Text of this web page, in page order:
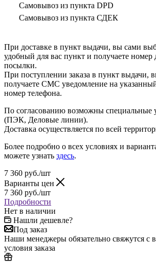
Самовывоз из пункта DPD
Самовывоз из пункта СДЕК
При доставке в пункт выдачи, вы сами
удобный для вас пункт и получаете номер
посылки.
При поступлении заказа в пункт выдачи,
получаете СМС уведомление на
номер телефона.
По согласованию возможны специальные
(ПЭК, Деловые линии).
Доставка осуществляется по всей
Более подробно о всех условиях и
можете узнать здесь.
7 360 руб./шт
Варианты цен
7 360 руб./шт
Подробности
Нет в наличии
Нашли дешевле?
Под заказ
Наши менеджеры обязательно свяжутся с
условия заказа